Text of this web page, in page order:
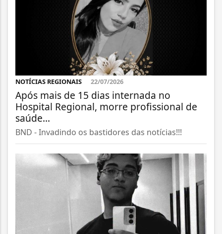
NOTÍCIAS REGIONAIS 22/07/2026
Após mais de 15 dias internada no
Hospital Regional, morre profissional de
saúde...
BND - Invadindo os bastidores das notícias!!!